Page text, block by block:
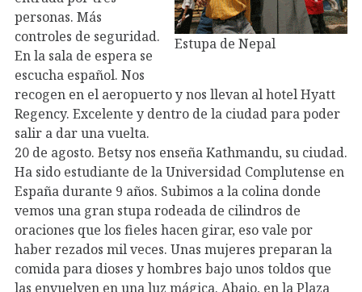
Estupa de Nepal
personas. Más
controles de seguridad.
En la sala de espera se
escucha español. Nos
recogen en el aeropuerto y nos llevan al hotel Hyatt
Regency. Excelente y dentro de la ciudad para poder
salir a dar una vuelta.
20 de agosto. Betsy nos enseña Kathmandu, su ciudad.
Ha sido estudiante de la Universidad Complutense en
España durante 9 años. Subimos a la colina donde
vemos una gran stupa rodeada de cilindros de
oraciones que los fieles hacen girar, eso vale por
haber rezados mil veces. Unas mujeres preparan la
comida para dioses y hombres bajo unos toldos que
las envuelven en una luz mágica. Abajo, en la Plaza